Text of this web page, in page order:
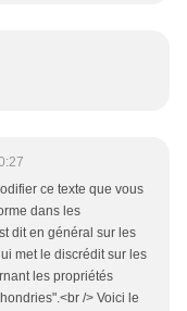
ce texte que vous
dans les
dit en général sur les
met le discrédit sur les
les propriétés
/> Voici le